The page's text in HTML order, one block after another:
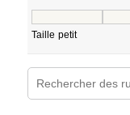
Taille petit
Zone de